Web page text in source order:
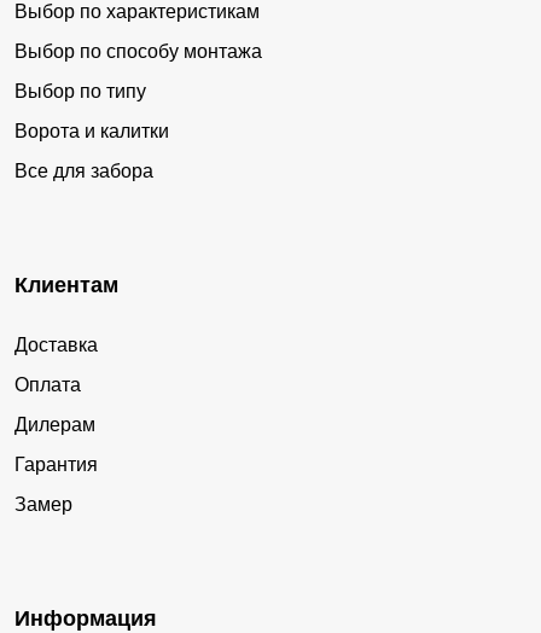
Выбор по характеристикам
Выбор по способу монтажа
Выбор по типу
Ворота и калитки
Все для забора
Клиентам
Доставка
Оплата
Дилерам
Гарантия
Замер
Информация